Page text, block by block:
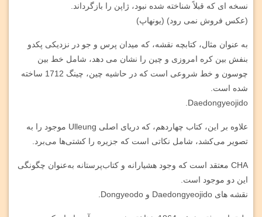
نسخه ای که قبلاً شناخته شده نبود، ژاپن را بازگرداند.
(عکس فروش نمی رود) (یونهاپ)
به عنوان مثال، کتابچه نقشه، که میدان پرس و جو در نزدیکی پکدو
بنفش بین کره امروزی و چین را نشان می دهد، شامل خط بین
چوسون و خط شروعی است که در حاشیه چین، چینگ 1712 ساخته
شده است.
Daedongyeojido.
علاوه بر این، کتاب چهاردهم، که دریای اصلی Ulleung موجود را به
تصویر می‌کشد، شامل نکاتی است که جزیره را کشتی‌ها می‌برد.
CHA معتقد است که وجود هشیارانه و کتاب‌پرستانه به‌عنوان چگونگی
این دو موجود است.
نقشه های Daedongyeojido و Dongyeodo.